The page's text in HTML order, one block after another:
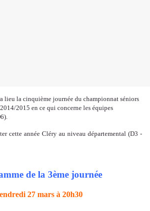
lieu la cinquième journée du championnat séniors
2015 en ce qui concerne les équipes
cette année Cléry au niveau départemental (D3 -
de la 3ème journée
27 mars à 20h30